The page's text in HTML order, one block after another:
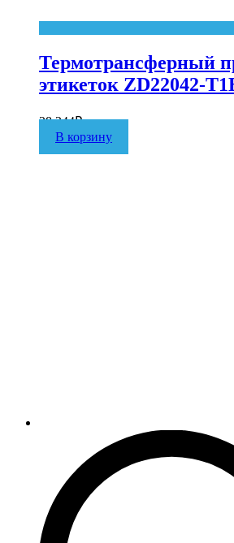
Термотрансферный
этикеток ZD22042-
28 244₽
В корзину